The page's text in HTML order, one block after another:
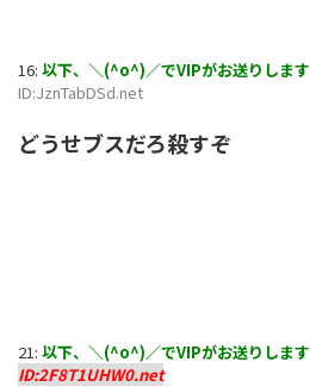
16: 以下、＼(^o^)／でVIPがお送りします
ID:JznTabDSd.net
どうせブスだろ殺すぞ
21: 以下、＼(^o^)／でVIPがお送りします
ID:2F8T1UHW0.net